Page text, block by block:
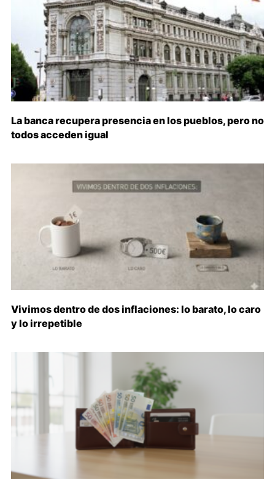
La banca recupera presencia en los pueblos, pero no
todos acceden igual
Vivimos dentro de dos inflaciones: lo barato, lo caro
y lo irrepetible